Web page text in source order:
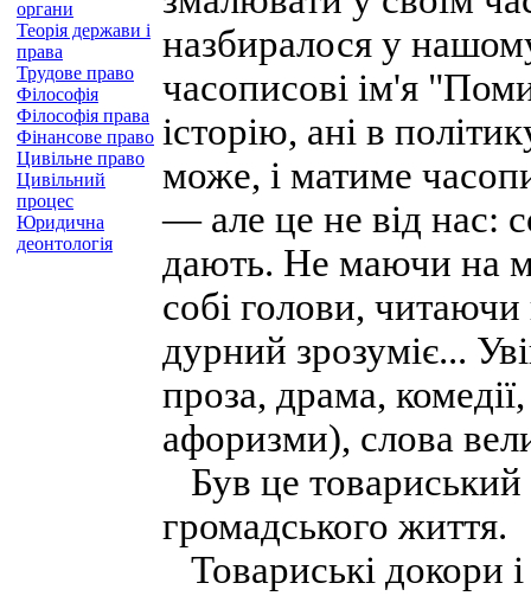
органи
Теорія держави і
права
Трудове право
Філософія
Філософія права
Фінансове право
Цивільне право
Цивільний
процес
Юридична
деонтологія
назбиралося у
часописові ім'я
історію, ані в
може, і матиме
— але це не від нас:
дають. Не маючи на
собі голови,
дурний зрозуміє...
проза, драма,
афоризми), слова
Був це товариський
громадського життя.
Товариські докори і